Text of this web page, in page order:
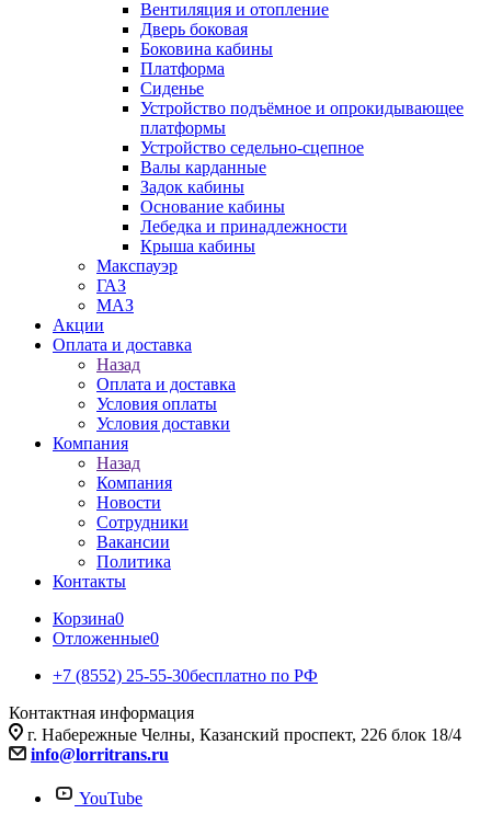
Вентиляция и отопление
Дверь боковая
Боковина кабины
Платформа
Сиденье
Устройство подъёмное и опрокидывающее
платформы
Устройство седельно-сцепное
Валы карданные
Задок кабины
Основание кабины
Лебедка и принадлежности
Крыша кабины
Макспауэр
ГАЗ
МАЗ
Акции
Оплата и доставка
Назад
Оплата и доставка
Условия оплаты
Условия доставки
Компания
Назад
Компания
Новости
Сотрудники
Вакансии
Политика
Контакты
Корзина0
Отложенные0
+7 (8552) 25-55-30бесплатно по РФ
Контактная информация
г. Набережные Челны, Казанский проспект, 226 блок 18/4
info@lorritrans.ru
YouTube